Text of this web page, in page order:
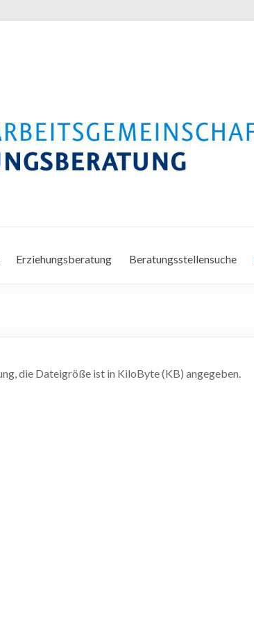
Erziehungsberatung Beratungsstellensuche
die Dateigröße ist in KiloByte (KB) angegeben.